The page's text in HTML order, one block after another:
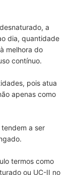
a
dia, quantidade
melhora do
contínuo.
pois atua
apenas como
a ser
termos como
ou UC-II no